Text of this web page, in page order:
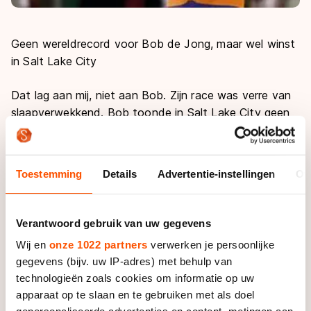
Toestemming Details Advertentie-instellingen
Verantwoord gebruik van uw gegevens
Wij en onze 1022 partners verwerken je persoonlijke
gegevens (bijv. uw IP-adres) met behulp van
technologieën zoals cookies om informatie op uw
apparaat op te slaan en te gebruiken met als doel
Geen wereldrecord voor Bob de Jong, maar wel winst
in Salt Lake City
Dat lag aan mij, niet aan Bob. Zijn race was verre van
slaapverwekkend. Bob toonde in Salt Lake City geen
enkel spoor van schaatsmoeheid. Hij was voornemens
de wereldrecordtijd van Sven uit de boeken te rijden.
10 maart 2007 12.41.69. Bob had zich er mentaal en
12.53.17 was voldoende voor een nieuw persoonlijk
wereldbekerklassement. Het was zijn zeventigste tien
kilometer. Toch een wereldrecord voor de diesel uit
Leimuiden.